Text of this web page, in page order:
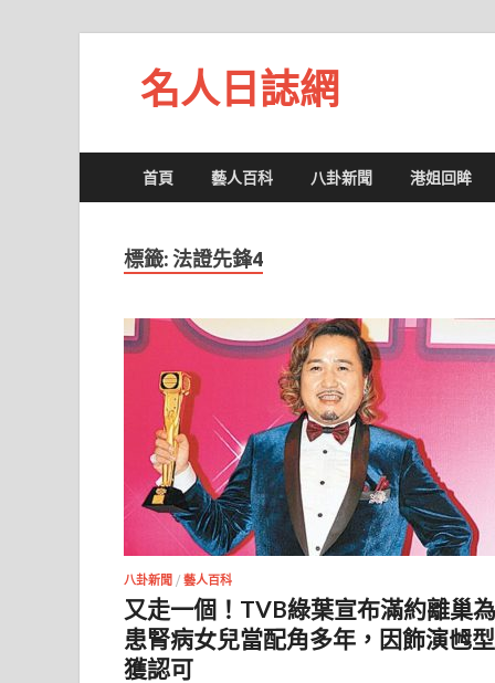
名人日誌網
首頁 藝人百科 八卦新聞 港姐回眸
標籤: 法證先鋒4
八卦新聞 / 藝人百科
又走一個！TVB綠葉宣布滿約離巢為
患腎病女兒當配角多年，因飾演乸型
獲認可